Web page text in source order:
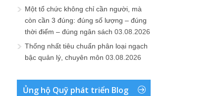
Một tổ chức không chỉ cần người, mà
còn cần 3 đúng: đúng số lượng – đúng
thời điểm – đúng ngân sách 03.08.2026
Thống nhất tiêu chuẩn phân loại ngạch
bậc quản lý, chuyên môn 03.08.2026
Ủng hộ Quỹ phát triển Blog